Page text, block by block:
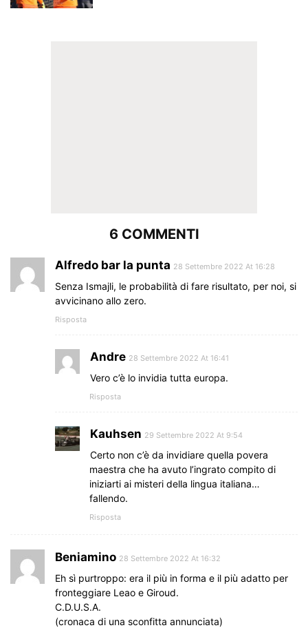
6 COMMENTI
Alfredo bar la punta 28 Settembre 2022 At 16:28
Senza Ismajli, le probabilità di fare risultato, per noi, si
avvicinano allo zero.
Risposta
Andre 28 Settembre 2022 At 16:41
Vero c’è lo invidia tutta europa.
Risposta
Kauhsen 29 Settembre 2022 At 9:54
Certo non c’è da invidiare quella povera
maestra che ha avuto l’ingrato compito di
iniziarti ai misteri della lingua italiana…
fallendo.
Risposta
Beniamino 28 Settembre 2022 At 16:32
Eh sì purtroppo: era il più in forma e il più adatto per
fronteggiare Leao e Giroud.
C.D.U.S.A.
(cronaca di una sconfitta annunciata)